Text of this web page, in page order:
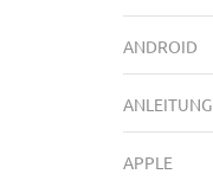
ANDROID
ANLEITUNG
APPLE